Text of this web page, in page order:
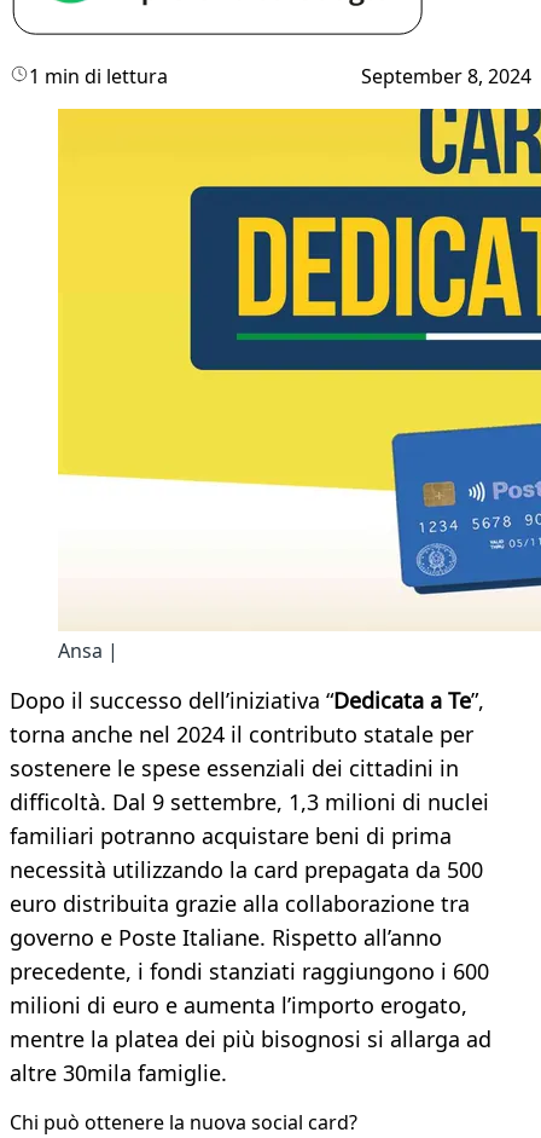
1 min di lettura September 8, 2024
Ansa |
Dopo il successo dell’iniziativa “Dedicata a Te”,
torna anche nel 2024 il contributo statale per
sostenere le spese essenziali dei cittadini in
difficoltà. Dal 9 settembre, 1,3 milioni di nuclei
familiari potranno acquistare beni di prima
necessità utilizzando la card prepagata da 500
euro distribuita grazie alla collaborazione tra
governo e Poste Italiane. Rispetto all’anno
precedente, i fondi stanziati raggiungono i 600
milioni di euro e aumenta l’importo erogato,
mentre la platea dei più bisognosi si allarga ad
altre 30mila famiglie.
Chi può ottenere la nuova social card?